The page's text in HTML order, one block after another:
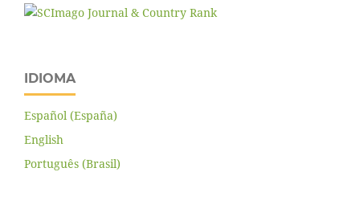
IDIOMA
Español (España)
English
Português (Brasil)